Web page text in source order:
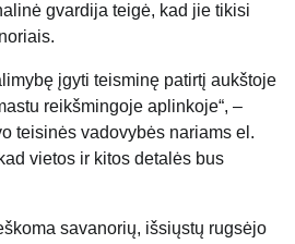
gvardija teigė, kad jie tikisi
įgyti teisminę patirtį aukštoje
reikšmingoje aplinkoje“, –
teisinės vadovybės nariams el.
vietos ir kitos detalės bus
savanorių, išsiųstų rugsėjo